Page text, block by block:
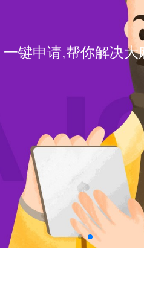
一键申请,帮你解决大